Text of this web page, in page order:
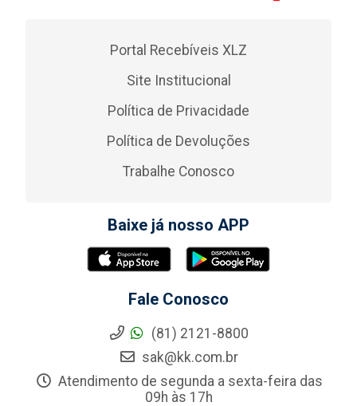
Portal Recebíveis XLZ
Site Institucional
Política de Privacidade
Política de Devoluções
Trabalhe Conosco
Baixe já nosso APP
Fale Conosco
(81) 2121-8800
sak@kk.com.br
Atendimento de segunda a sexta-feira das
09h às 17h